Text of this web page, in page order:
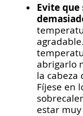
Evite que
abrigarlo
la cabeza
Fíjese en
estar